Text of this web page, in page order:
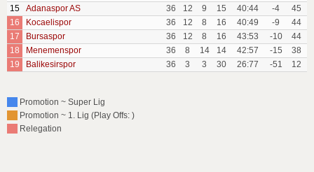
15
Adanaspor AS 36 12 9 15 40:44 -4
45
16
Kocaelispor 36 12 8 16 40:49 -9
44
17
Bursaspor 36 12 8 16 43:53 -10
44
18
Menemenspor 36 8 14 14 42:57 -15
38
19
Balikesirspor 36 3 3 30 26:77 -51 12
Promotion ~ Super Lig
Promotion ~ 1. Lig (Play Offs: )
Relegation